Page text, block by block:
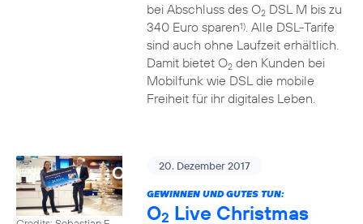
bei Abschluss des O2DSL M bis zu
340 Euro sparen1). Alle DSL-Tarife
sind auch ohne Laufzeit erhältlich.
Damit bietet O2den Kunden bei
Mobilfunk wie DSL die mobile
Freiheit für ihr digitales Leben.
20. Dezember 2017
GEWINNEN UND GUTES TUN:
O2 Live Christmas